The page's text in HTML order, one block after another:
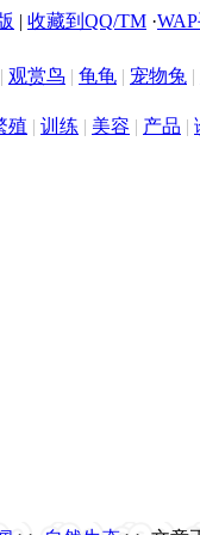
| 收藏到QQ/TM ·
| 观赏鸟 | 龟龟 | 宠物兔 |
殖 | 训练 | 美容 | 产品 |